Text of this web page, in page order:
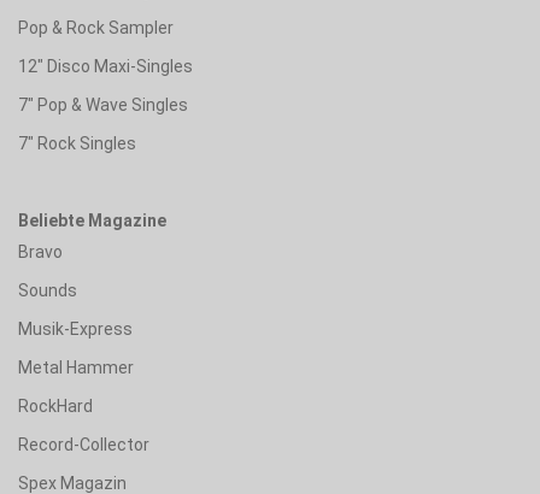
Pop & Rock Sampler
12" Disco Maxi-Singles
7" Pop & Wave Singles
7" Rock Singles
Beliebte Magazine
Bravo
Sounds
Musik-Express
Metal Hammer
RockHard
Record-Collector
Spex Magazin